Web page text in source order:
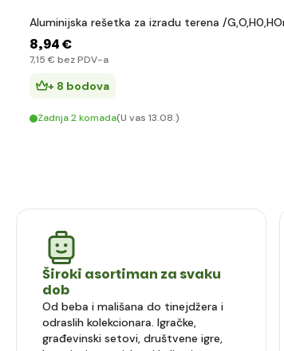
Aluminijska rešetka za izradu terena /
8,94 €
7,15 € bez PDV-a
+ 8 bodova
Zadnja 2 komada(U vas 13.08.)
Široki asortiman za svaku
dob
Od beba i mališana do tinejdžera i
odraslih kolekcionara. Igračke,
građevinski setovi, društvene igre,